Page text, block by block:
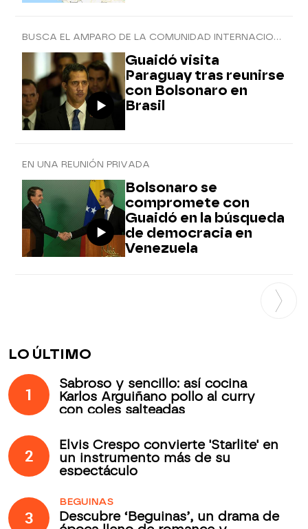
BUSCA EL AMPARO DE LA COMUNIDAD INTERNACIONAL
Guaidó visita
Paraguay tras reunirse
con Bolsonaro en
Brasil
EN UNA REUNIÓN PRIVADA
Bolsonaro se
compromete con
Guaidó en la búsqueda
de democracia en
Venezuela
LO ÚLTIMO
1
Sabroso y sencillo: así cocina
Karlos Arguiñano pollo al curry
con coles salteadas
2
Elvis Crespo convierte 'Starlite' en
un instrumento más de su
espectáculo
3
BEGUINAS
Descubre ‘Beguinas’, un drama de